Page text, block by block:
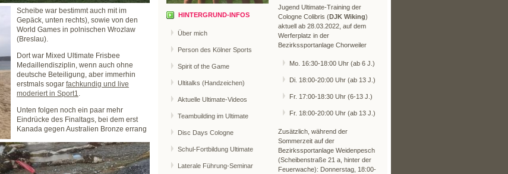
Scheibe war bestimmt auch mit im
Gepäck, unten rechts), sowie von den
World Games in polnischen Wrozlaw
(Breslau).
Dort war Mixed Ultimate Frisbee
Medaillendisziplin, wenn auch ohne
deutsche Beteiligung, aber immerhin
erstmals sogar fachkundig und live
moderiert in Sport1.
Unten folgen noch ein paar mehr
Eindrücke des Finaltags, bei dem erst
Kanada gegen Australien Bronze errang
HINTERGRUND-INFOS
Über mich
Person des Kölner Sports
Spirit of the Game
Ultitalks (Handzeichen)
Aktuelle Ultimate-Videos
Teambuilding im Ultimate
Disc Days Cologne
Schul-Fortbildung Ultimate
Laterale Führung-Seminar
Jugend Ultimate-Training der
Cologne Colibris (DJK Wiking)
aktuell ab 28.03.2022, auf dem
Werferplatz in der
Bezirkssportanlage Chorweiler
Mo. 16:30-18:00 Uhr (ab 6 J.)
Di. 18:00-20:00 Uhr (ab 13 J.)
Fr. 17:00-18:30 Uhr (6-13 J.)
Fr. 18:00-20:00 Uhr (ab 13 J.)
Zusätzlich, während der
Sommerzeit auf der
Bezirkssportanlage Weidenpesch
(Scheibenstraße 21 a, hinter der
Feuerwache): Donnerstag, 18:00-